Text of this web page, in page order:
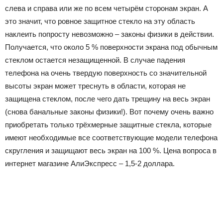
слева и справа или же по всем четырём сторонам экран. А
это значит, что ровное защитное стекло на эту область
наклеить попросту невозможно – законы физики в действии.
Получается, что около 5 % поверхности экрана под обычным
стеклом остается незащищенной. В случае падения
телефона на очень твердую поверхность со значительной
высоты экран может треснуть в области, которая не
защищена стеклом, после чего дать трещину на весь экран
(снова банальные законы физики!). Вот почему очень важно
приобретать только трёхмерные защитные стекла, которые
имеют необходимые все соответствующие модели телефона
скругления и защищают весь экран на 100 %. Цена вопроса в
интернет магазине АлиЭкспресс – 1,5-2 доллара.